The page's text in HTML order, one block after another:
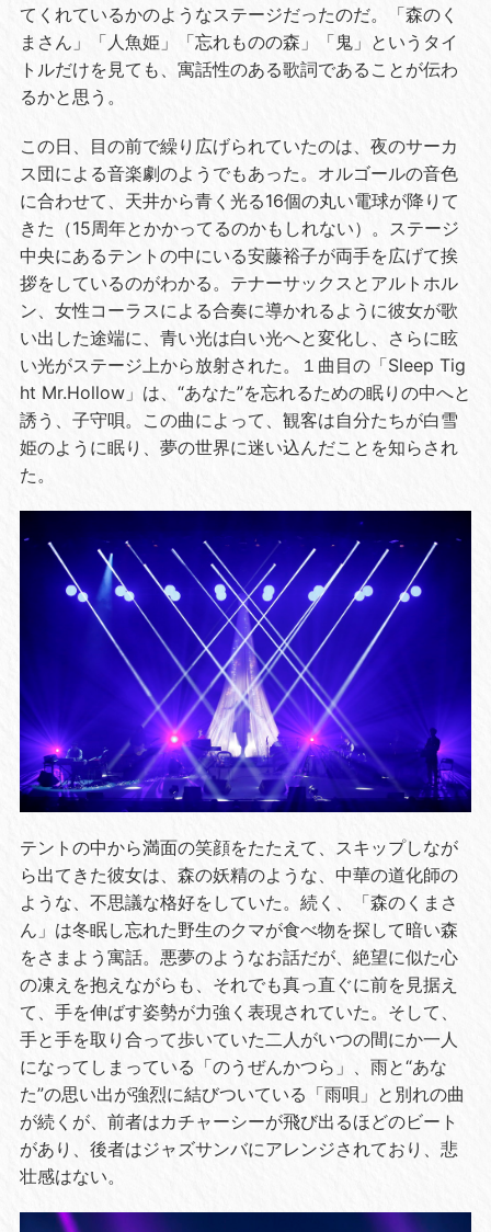
てくれているかのようなステージだったのだ。「森のく
まさん」「人魚姫」「忘れものの森」「鬼」というタイ
トルだけを見ても、寓話性のある歌詞であることが伝わ
るかと思う。
この日、目の前で繰り広げられていたのは、夜のサーカ
ス団による音楽劇のようでもあった。オルゴールの音色
に合わせて、天井から青く光る16個の丸い電球が降りて
きた（15周年とかかってるのかもしれない）。ステージ
中央にあるテントの中にいる安藤裕子が両手を広げて挨
拶をしているのがわかる。テナーサックスとアルトホル
ン、女性コーラスによる合奏に導かれるように彼女が歌
い出した途端に、青い光は白い光へと変化し、さらに眩
い光がステージ上から放射された。１曲目の「Sleep Tig
ht Mr.Hollow」は、“あなた”を忘れるための眠りの中へと
誘う、子守唄。この曲によって、観客は自分たちが白雪
姫のように眠り、夢の世界に迷い込んだことを知らされ
た。
テントの中から満面の笑顔をたたえて、スキップしなが
ら出てきた彼女は、森の妖精のような、中華の道化師の
ような、不思議な格好をしていた。続く、「森のくまさ
ん」は冬眠し忘れた野生のクマが食べ物を探して暗い森
をさまよう寓話。悪夢のようなお話だが、絶望に似た心
の凍えを抱えながらも、それでも真っ直ぐに前を見据え
て、手を伸ばす姿勢が力強く表現されていた。そして、
手と手を取り合って歩いていた二人がいつの間にか一人
になってしまっている「のうぜんかつら」、雨と“あな
た”の思い出が強烈に結びついている「雨唄」と別れの曲
が続くが、前者はカチャーシーが飛び出るほどのビート
があり、後者はジャズサンバにアレンジされており、悲
壮感はない。